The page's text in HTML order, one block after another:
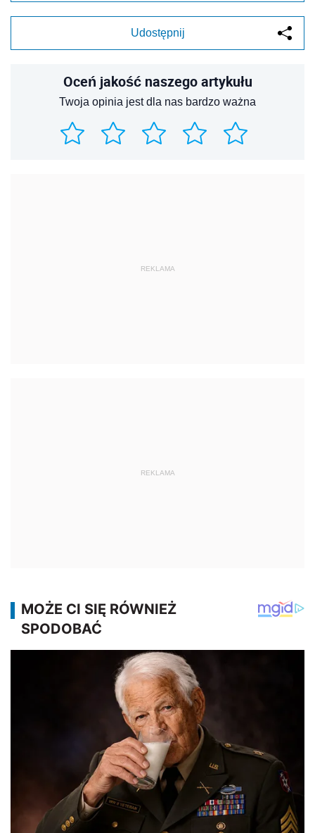
Udostępnij
Oceń jakość naszego artykułu
Twoja opinia jest dla nas bardzo ważna
REKLAMA
REKLAMA